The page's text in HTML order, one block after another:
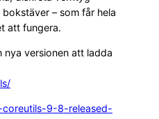
– som får hela
att fungera.
nya versionen att ladda
9-8-released-